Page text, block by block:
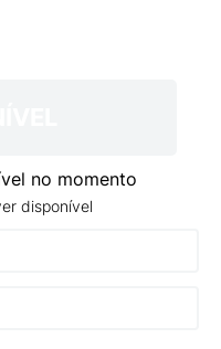
no momento
disponível